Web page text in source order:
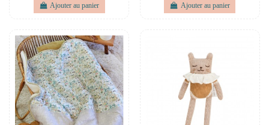
Ajouter au panier Ajouter au panier